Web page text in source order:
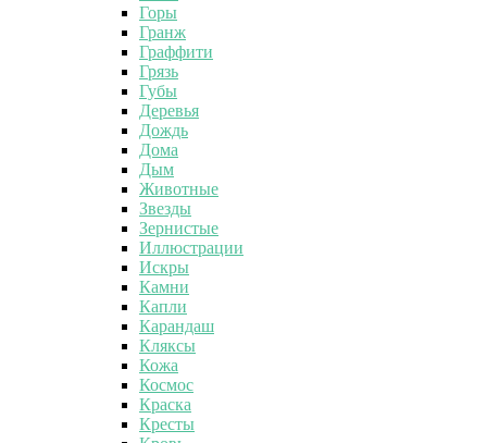
Горы
Гранж
Граффити
Грязь
Губы
Деревья
Дождь
Дома
Дым
Животные
Звезды
Зернистые
Иллюстрации
Искры
Камни
Капли
Карандаш
Кляксы
Кожа
Космос
Краска
Кресты